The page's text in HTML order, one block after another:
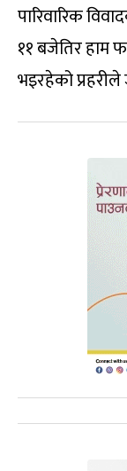
पारिवारिक
११ बजेतिर हाम
भइरहेको